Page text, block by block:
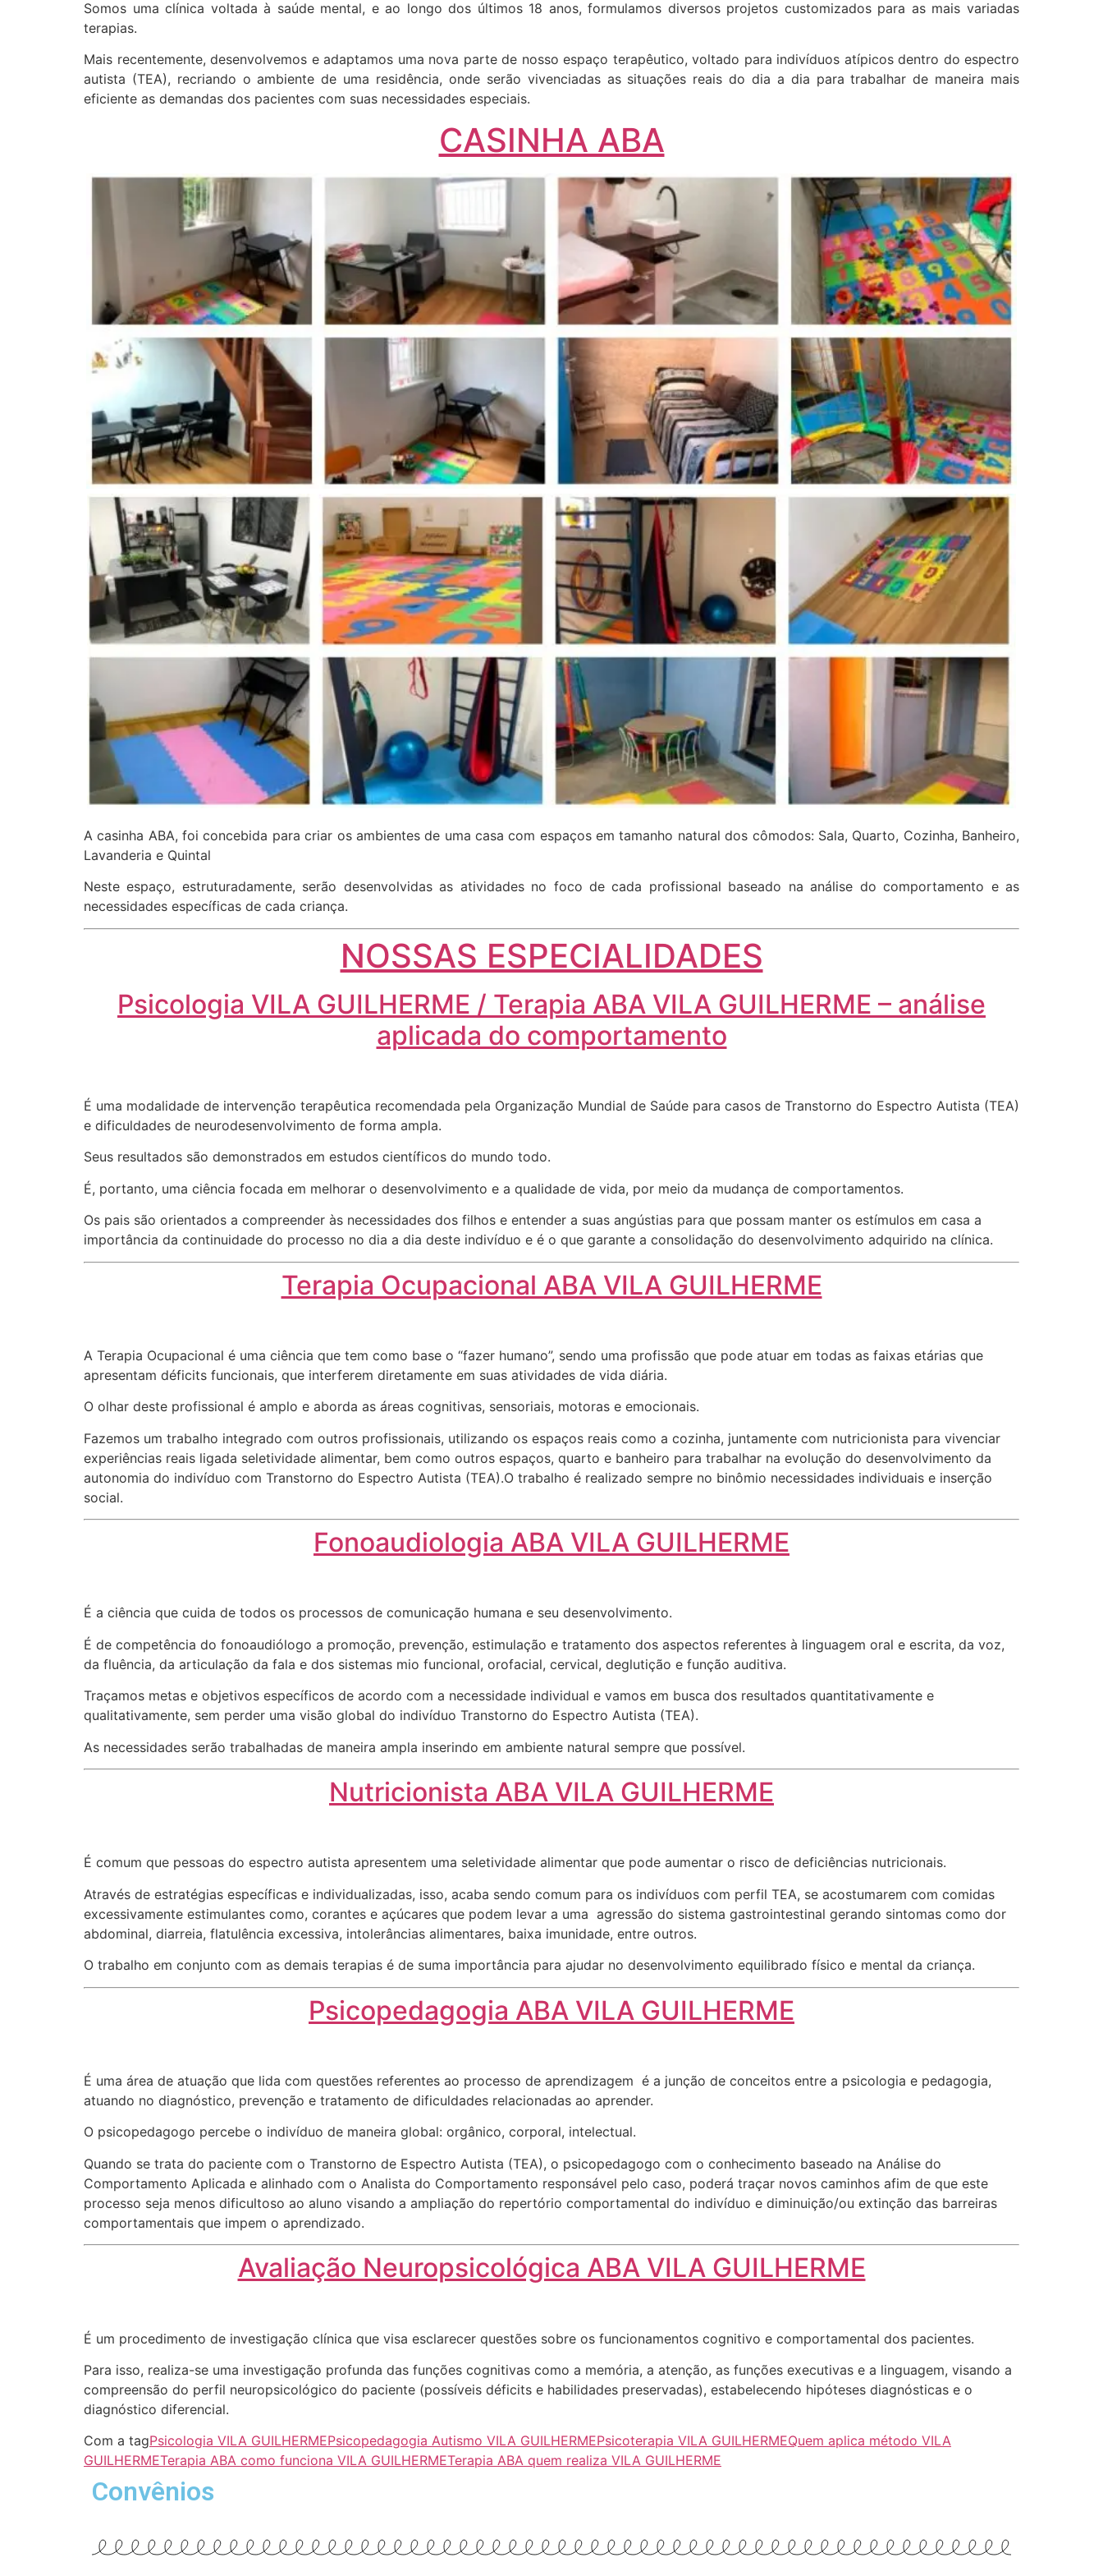
Somos uma clínica voltada à saúde mental, e ao longo dos últimos 18 anos, formulamos diversos projetos customizados para as mais variadas
terapias.
Mais recentemente, desenvolvemos e adaptamos uma nova parte de nosso espaço terapêutico, voltado para indivíduos atípicos dentro do espectro
autista (TEA), recriando o ambiente de uma residência, onde serão vivenciadas as situações reais do dia a dia para trabalhar de maneira mais
eficiente as demandas dos pacientes com suas necessidades especiais.
CASINHA ABA
A casinha ABA, foi concebida para criar os ambientes de uma casa com espaços em tamanho natural dos cômodos: Sala, Quarto, Cozinha, Banheiro,
Lavanderia e Quintal
Neste espaço, estruturadamente, serão desenvolvidas as atividades no foco de cada profissional baseado na análise do comportamento e as
necessidades específicas de cada criança.
NOSSAS ESPECIALIDADES
Psicologia VILA GUILHERME / Terapia ABA VILA GUILHERME – análise
aplicada do comportamento
É uma modalidade de intervenção terapêutica recomendada pela Organização Mundial de Saúde para casos de Transtorno do Espectro Autista (TEA)
e dificuldades de neurodesenvolvimento de forma ampla.
Seus resultados são demonstrados em estudos científicos do mundo todo.
É, portanto, uma ciência focada em melhorar o desenvolvimento e a qualidade de vida, por meio da mudança de comportamentos.
Os pais são orientados a compreender às necessidades dos filhos e entender a suas angústias para que possam manter os estímulos em casa a
importância da continuidade do processo no dia a dia deste indivíduo e é o que garante a consolidação do desenvolvimento adquirido na clínica.
Terapia Ocupacional ABA VILA GUILHERME
A Terapia Ocupacional é uma ciência que tem como base o “fazer humano”, sendo uma profissão que pode atuar em todas as faixas etárias que
apresentam déficits funcionais, que interferem diretamente em suas atividades de vida diária.
O olhar deste profissional é amplo e aborda as áreas cognitivas, sensoriais, motoras e emocionais.
Fazemos um trabalho integrado com outros profissionais, utilizando os espaços reais como a cozinha, juntamente com nutricionista para vivenciar
experiências reais ligada seletividade alimentar, bem como outros espaços, quarto e banheiro para trabalhar na evolução do desenvolvimento da
autonomia do indivíduo com Transtorno do Espectro Autista (TEA).O trabalho é realizado sempre no binômio necessidades individuais e inserção
social.
Fonoaudiologia ABA VILA GUILHERME
É a ciência que cuida de todos os processos de comunicação humana e seu desenvolvimento.
É de competência do fonoaudiólogo a promoção, prevenção, estimulação e tratamento dos aspectos referentes à linguagem oral e escrita, da voz,
da fluência, da articulação da fala e dos sistemas mio funcional, orofacial, cervical, deglutição e função auditiva.
Traçamos metas e objetivos específicos de acordo com a necessidade individual e vamos em busca dos resultados quantitativamente e
qualitativamente, sem perder uma visão global do indivíduo Transtorno do Espectro Autista (TEA).
As necessidades serão trabalhadas de maneira ampla inserindo em ambiente natural sempre que possível.
Nutricionista ABA VILA GUILHERME
É comum que pessoas do espectro autista apresentem uma seletividade alimentar que pode aumentar o risco de deficiências nutricionais.
Através de estratégias específicas e individualizadas, isso, acaba sendo comum para os indivíduos com perfil TEA, se acostumarem com comidas
excessivamente estimulantes como, corantes e açúcares que podem levar a uma agressão do sistema gastrointestinal gerando sintomas como dor
abdominal, diarreia, flatulência excessiva, intolerâncias alimentares, baixa imunidade, entre outros.
O trabalho em conjunto com as demais terapias é de suma importância para ajudar no desenvolvimento equilibrado físico e mental da criança.
Psicopedagogia ABA VILA GUILHERME
É uma área de atuação que lida com questões referentes ao processo de aprendizagem é a junção de conceitos entre a psicologia e pedagogia,
atuando no diagnóstico, prevenção e tratamento de dificuldades relacionadas ao aprender.
O psicopedagogo percebe o indivíduo de maneira global: orgânico, corporal, intelectual.
Quando se trata do paciente com o Transtorno de Espectro Autista (TEA), o psicopedagogo com o conhecimento baseado na Análise do
Comportamento Aplicada e alinhado com o Analista do Comportamento responsável pelo caso, poderá traçar novos caminhos afim de que este
processo seja menos dificultoso ao aluno visando a ampliação do repertório comportamental do indivíduo e diminuição/ou extinção das barreiras
comportamentais que impem o aprendizado.
Avaliação Neuropsicológica ABA VILA GUILHERME
É um procedimento de investigação clínica que visa esclarecer questões sobre os funcionamentos cognitivo e comportamental dos pacientes.
Para isso, realiza-se uma investigação profunda das funções cognitivas como a memória, a atenção, as funções executivas e a linguagem, visando a
compreensão do perfil neuropsicológico do paciente (possíveis déficits e habilidades preservadas), estabelecendo hipóteses diagnósticas e o
diagnóstico diferencial.
Com a tagPsicologia VILA GUILHERMEPsicopedagogia Autismo VILA GUILHERMEPsicoterapia VILA GUILHERMEQuem aplica método VILA
GUILHERMETerapia ABA como funciona VILA GUILHERMETerapia ABA quem realiza VILA GUILHERME
Convênios